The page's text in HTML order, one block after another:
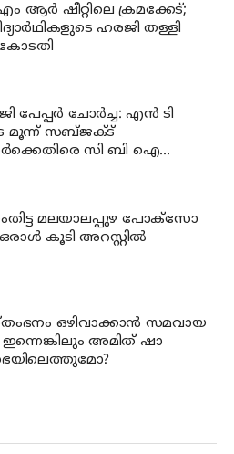
എം ആര്‍ ഷീറ്റിലെ ക്രമക്കേട്;
ഹരജി തള്ളി
പേപ്പർ ചോർച്ച: എൻ ടി
മൂന്ന് സബ്ജക്ട്
സി ബി ഐ
മലയാലപ്പുഴ പോക്സോ
കൂടി അറസ്റ്റില്‍
ഒഴിവാക്കാൻ സമവായ
ഇന്നെങ്കിലും അമിത് ഷാ